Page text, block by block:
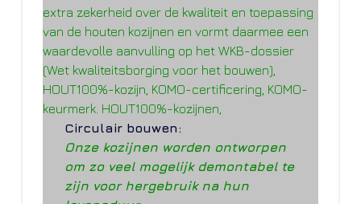
Circulair bouwen:
Onze kozijnen worden ontworpen
om zo veel mogelijk demontabel te
zijn voor hergebruik na hun